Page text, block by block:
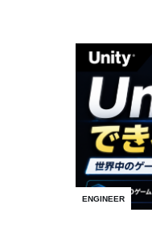
ENGINEER